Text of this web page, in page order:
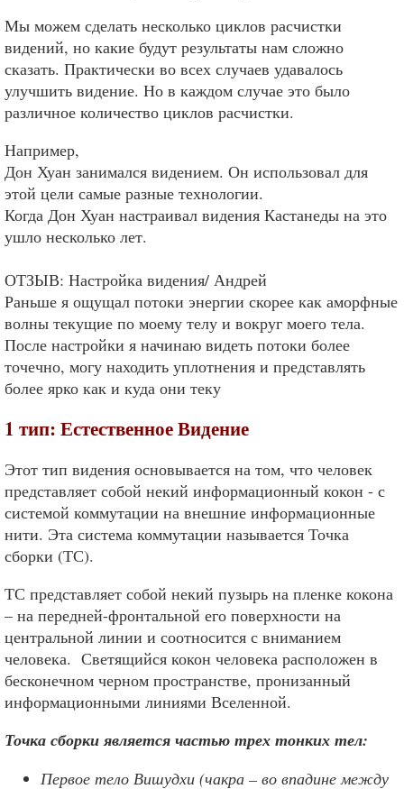
Мы можем сделать несколько циклов расчистки
видений, но какие будут результаты нам сложно
сказать. Практически во всех случаев удавалось
улучшить видение. Но в каждом случае это было
различное количество циклов расчистки.
Например,
Дон Хуан занимался видением. Он использовал для
этой цели самые разные технологии.
Когда Дон Хуан настраивал видения Кастанеды на это
ушло несколько лет.
ОТЗЫВ: Настройка видения/ Андрей
Раньше я ощущал потоки энергии скорее как аморфные
волны текущие по моему телу и вокруг моего тела.
После настройки я начинаю видеть потоки более
точечно, могу находить уплотнения и представлять
более ярко как и куда они теку
1 тип: Естественное Видение
Этот тип видения основывается на том, что человек
представляет собой некий информационный кокон - с
системой коммутации на внешние информационные
нити. Эта система коммутации называется Точка
сборки (ТС).
ТС представляет собой некий пузырь на пленке кокона
– на передней-фронтальной его поверхности на
центральной линии и соотносится с вниманием
человека. Светящийся кокон человека расположен в
бесконечном черном пространстве, пронизанный
информационными линиями Вселенной.
Точка сборки является частью трех тонких тел:
Первое тело Вишудхи (чакра – во впадине между